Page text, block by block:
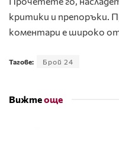
критики и препоръки.
коментари е широко
Тагове: Брой 24
Вижтеоще